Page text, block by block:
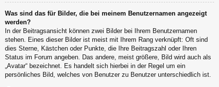
Was sind das für Bilder, die bei meinem Benutzernamen angezeigt
werden?
In der Beitragsansicht können zwei Bilder bei Ihrem Benutzernamen
stehen. Eines dieser Bilder ist meist mit Ihrem Rang verknüpft: Oft sind
dies Sterne, Kästchen oder Punkte, die Ihre Beitragszahl oder Ihren
Status im Forum angeben. Das andere, meist größere, Bild wird auch als
„Avatar“ bezeichnet. Es handelt sich hierbei in der Regel um ein
persönliches Bild, welches von Benutzer zu Benutzer unterschiedlich ist.